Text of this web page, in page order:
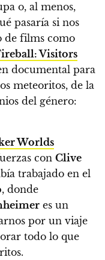
o, al menos,
pasaría si nos
de films como
Visitors
documental para
meteoritos, de la
del género:
Worlds
con Clive
trabajado en el
, donde
es un
por un viaje
todo lo que